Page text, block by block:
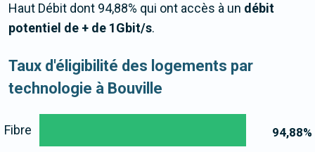
Haut Débit dont 94,88% qui ont accès à un débit
potentiel de + de 1Gbit/s.
Taux d'éligibilité des logements par
technologie à Bouville
94,88%
Fibre